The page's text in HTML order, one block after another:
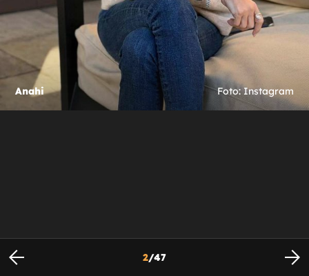
Anahi Foto: Instagram
2/47